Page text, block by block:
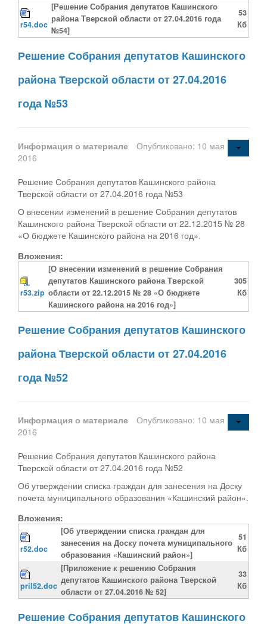
r54.doc
[Решение Собрания депутатов Кашинского
района Тверской области от 27.04.2016 года
№54]
53
Кб
Решение Собрания депутатов Кашинского
района Тверской области от 27.04.2016
года №53
Информация о материале
Опубликовано: 10 мая
2016
Решение Собрания депутатов Кашинского района
Тверской области от 27.04.2016 года №53
О внесении изменений в решение Собрания депутатов
Кашинского района Тверской области от 22.12.2015 № 28
«О бюджете Кашинского района на 2016 год».
Вложения:
r53.zip
[О внесении изменений в решение Собрания
депутатов Кашинского района Тверской
области от 22.12.2015 № 28 «О бюджете
Кашинского района на 2016 год»]
305
Кб
Решение Собрания депутатов Кашинского
района Тверской области от 27.04.2016
года №52
Информация о материале
Опубликовано: 10 мая
2016
Решение Собрания депутатов Кашинского района
Тверской области от 27.04.2016 года №52
Об утверждении списка граждан для занесения на Доску
почета муниципального образования «Кашинский район».
Вложения:
r52.doc
[Об утверждении списка граждан для
занесения на Доску почета муниципального
образования «Кашинский район»]
51
Кб
pril52.doc
[Приложение к решению Собрания
депутатов Кашинского района Тверской
области от 27.04.2016 № 52]
33
Кб
Решение Собрания депутатов Кашинского